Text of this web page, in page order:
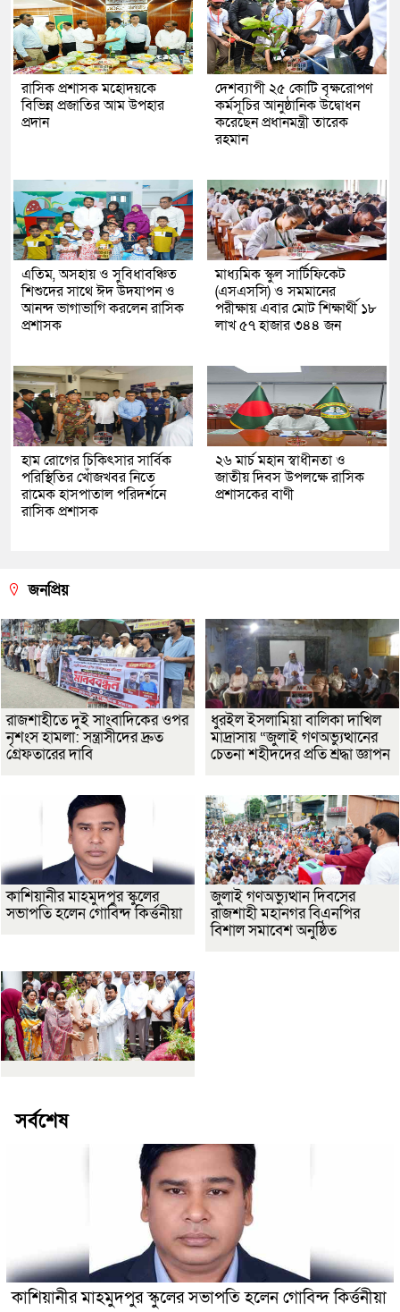
রাসিক প্রশাসক মহোদয়কে
বিভিন্ন প্রজাতির আম উপহার
প্রদান
দেশব্যাপী ২৫ কোটি বৃক্ষরোপণ
কর্মসূচির আনুষ্ঠানিক উদ্বোধন
করেছেন প্রধানমন্ত্রী তারেক
রহমান
এতিম, অসহায় ও সুবিধাবঞ্চিত
শিশুদের সাথে ঈদ উদযাপন ও
আনন্দ ভাগাভাগি করলেন রাসিক
প্রশাসক
মাধ্যমিক স্কুল সার্টিফিকেট
(এসএসসি) ও সমমানের
পরীক্ষায় এবার মোট শিক্ষার্থী ১৮
লাখ ৫৭ হাজার ৩৪৪ জন
হাম রোগের চিকিৎসার সার্বিক
পরিস্থিতির খোঁজখবর নিতে
রামেক হাসপাতাল পরিদর্শনে
রাসিক প্রশাসক
২৬ মার্চ মহান স্বাধীনতা ও
জাতীয় দিবস উপলক্ষে রাসিক
প্রশাসকের বাণী
জনপ্রিয়
রাজশাহীতে দুই সাংবাদিকের ওপর
নৃশংস হামলা: সন্ত্রাসীদের দ্রুত
গ্রেফতারের দাবি
ধুরইল ইসলামিয়া বালিকা দাখিল
মাদ্রাসায় “জুলাই গণঅভ্যুত্থানের
চেতনা শহীদদের প্রতি শ্রদ্ধা জ্ঞাপন
কাশিয়ানীর মাহমুদপুর স্কুলের
সভাপতি হলেন গোবিন্দ কির্ত্তনীয়া
জুলাই গণঅভ্যুত্থান দিবসের
রাজশাহী মহানগর বিএনপির
বিশাল সমাবেশ অনুষ্ঠিত
সর্বশেষ
কাশিয়ানীর মাহমুদপুর স্কুলের সভাপতি হলেন গোবিন্দ কির্ত্তনীয়া